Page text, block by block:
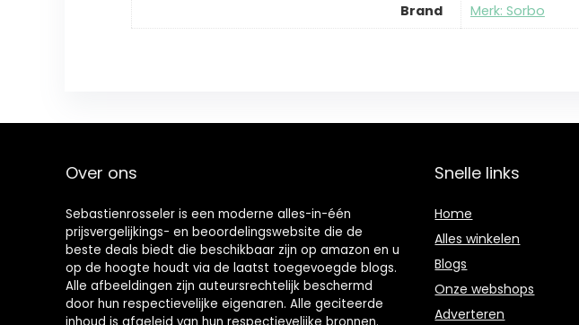
Brand
Merk: Sorbo
Over ons
Sebastienrosseler is een moderne alles-in-één
prijsvergelijkings- en beoordelingswebsite die de
beste deals biedt die beschikbaar zijn op amazon en u
op de hoogte houdt via de laatst toegevoegde blogs.
Alle afbeeldingen zijn auteursrechtelijk beschermd
door hun respectievelijke eigenaren. Alle geciteerde
Snelle links
Home
Alles winkelen
Blogs
Onze webshops
Adverteren